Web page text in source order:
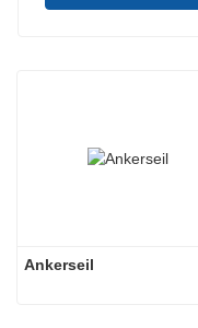
Ankerseil